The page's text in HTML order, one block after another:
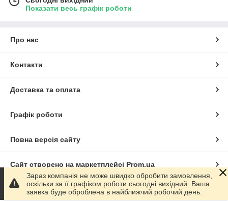
Показати весь графік роботи
Про нас
Контакти
Доставка та оплата
Графік роботи
Повна версія сайту
Сайт створено на маркетплейсі Prom.ua
Політика конфіденційності
Зараз компанія не може швидко обробити замовлення,
оскільки за її графіком роботи сьогодні вихідний. Ваша
заявка буде оброблена в найближчий робочий день.